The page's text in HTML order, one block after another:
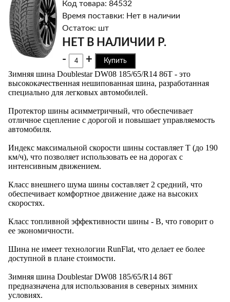
Код товара: 84532
Время поставки: Нет в наличии
Остаток: шт
НЕТ В НАЛИЧИИ Р.
-
+ Купить
Зимняя шина Doublestar DW08 185/65/R14 86T - это
высококачественная нешипованная шина, разработанная
специально для легковых автомобилей.
Протектор шины асимметричный, что обеспечивает
отличное сцепление с дорогой и повышает управляемость
автомобиля.
Индекс максимальной скорости шины составляет T (до 190
км/ч), что позволяет использовать ее на дорогах с
интенсивным движением.
Класс внешнего шума шины составляет 2 средний, что
обеспечивает комфортное движение даже на высоких
скоростях.
Класс топливной эффективности шины - B, что говорит о
ее экономичности.
Шина не имеет технологии RunFlat, что делает ее более
доступной в плане стоимости.
Зимняя шина Doublestar DW08 185/65/R14 86T
предназначена для использования в северных зимних
условиях.